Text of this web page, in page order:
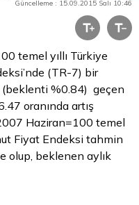
Güncelleme : 15.09.2015 Salı 10:46
temel yıllı Türkiye
(TR-7) bir
(beklenti %0.84) geçen
oranında artış
Haziran=100 temel
Fiyat Endeksi tahmin
olup, beklenen aylık